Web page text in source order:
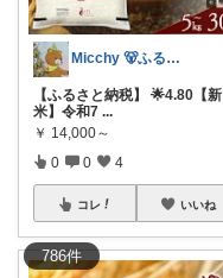
786件
Micchy 🐻ふるさと納税(金額別）
【ふるさと納税】 🌟4.80【新
米】令和7 ...
￥ 14,000～
0 0 4
コレ いいね